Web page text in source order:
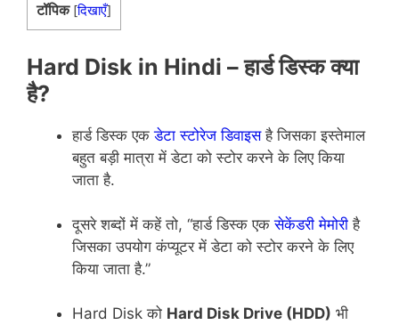
टॉपिक [दिखाएँ]
Hard Disk in Hindi – हार्ड डिस्क क्या
है?
हार्ड डिस्क एकडेटा स्टोरेज डिवाइसहै जिसका इस्तेमाल
बहुत बड़ी मात्रा में डेटा को स्टोर करने के लिए किया
जाता है.
दूसरे शब्दों में कहें तो, “हार्ड डिस्क एकसेकेंडरी मेमोरी है
जिसका उपयोग कंप्यूटर में डेटा को स्टोर करने के लिए
किया जाता है.”
Hard Disk को Hard Disk Drive (HDD) भी